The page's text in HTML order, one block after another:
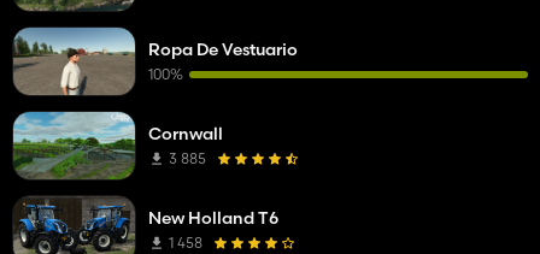
Ropa De Vestuario
100%
Cornwall
3 885
New Holland T6
1 458